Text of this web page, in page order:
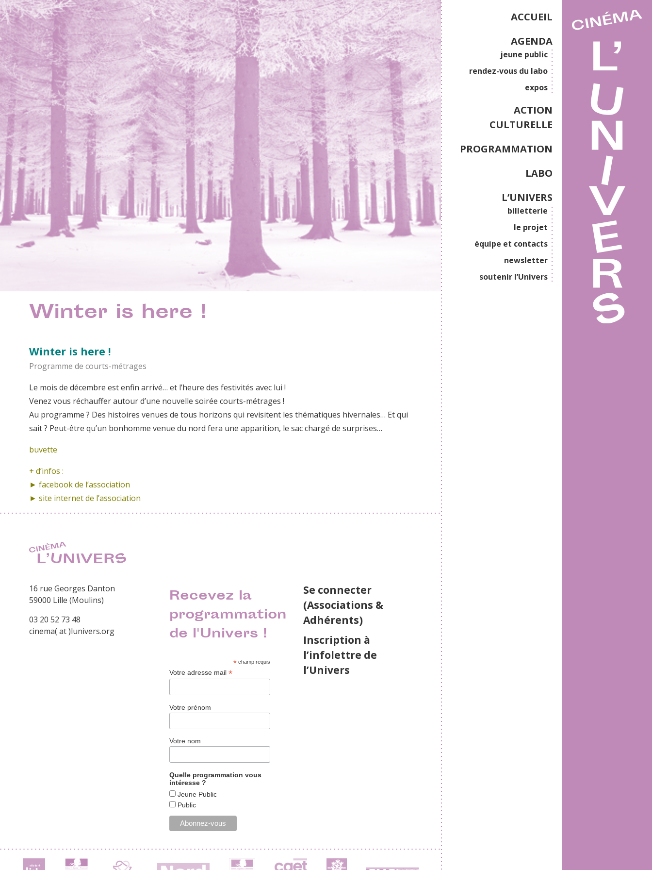
ACCUEIL
AGENDA
jeune public
rendez-vous du labo
expos
ACTION
CULTURELLE
PROGRAMMATION
LABO
L’UNIVERS
billetterie
le projet
équipe et contacts
newsletter
soutenir l’Univers
Winter is here !
Winter is here !
Programme de courts-métrages
Le mois de décembre est enfin arrivé… et l’heure des festivités avec lui !
Venez vous réchauffer autour d’une nouvelle soirée courts-métrages !
Au programme ? Des histoires venues de tous horizons qui revisitent les thématiques hivernales… Et qui
sait ? Peut-être qu’un bonhomme venue du nord fera une apparition, le sac chargé de surprises…
buvette
+ d’infos :
► facebook de l’association
► site internetde l’association
16 rue Georges Danton
59000 Lille (Moulins)
03 20 52 73 48
cinema( at )lunivers.org
Recevez la
programmation
de l'Univers !
*champ requis
Votre adresse mail*
Votre prénom
Votre nom
Quelle programmation vous
intéresse ?
Jeune Public
Public
Se connecter
(Associations &
Adhérents)
Inscription à
l’infolettre de
l’Univers